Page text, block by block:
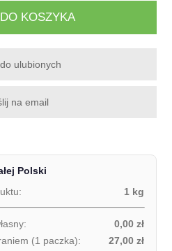
KOSZYKA
ulubionych
na email
Polski
1 kg
0,00 zł
(1 paczka):
27,00 zł